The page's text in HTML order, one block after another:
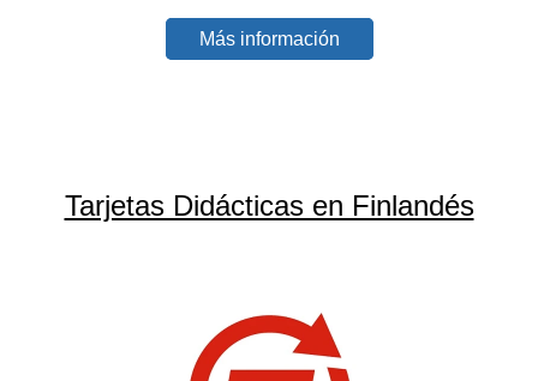
Más información
Tarjetas Didácticas en Finlandés